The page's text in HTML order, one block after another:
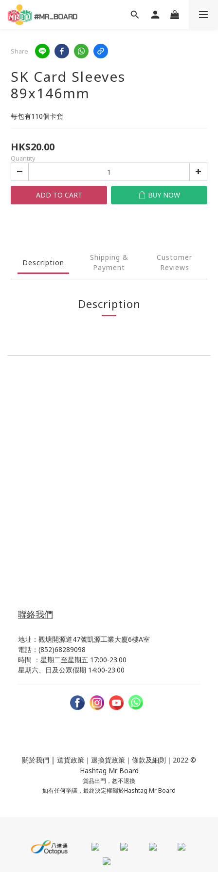
Share
SK Card Sleeves
89x146mm
每包有110個卡套
HK$20.00
Quantity
ADD TO CART BUY NOW
Description
Shipping &
Payment
Customer
Reviews
Description
聯絡我們
地址：觀塘開源道47號凱源工業大廈6樓A室
電話：(852)68289098
時間 ：星期二至星期五 17:00-23:00
星期六、日及公眾假期 14:00-23:00
關於我們 ｜ 送貨政策 ｜ 退換貨政策 ｜ 條款及細則 ｜2022 ©
Hashtag Mr Board
貨品出門，恕不退換
如有任何爭議，最終決定權歸於Hashtag Mr Board